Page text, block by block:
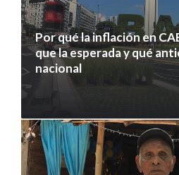
Por qué la inflación en
que la esperada y qué
nacional